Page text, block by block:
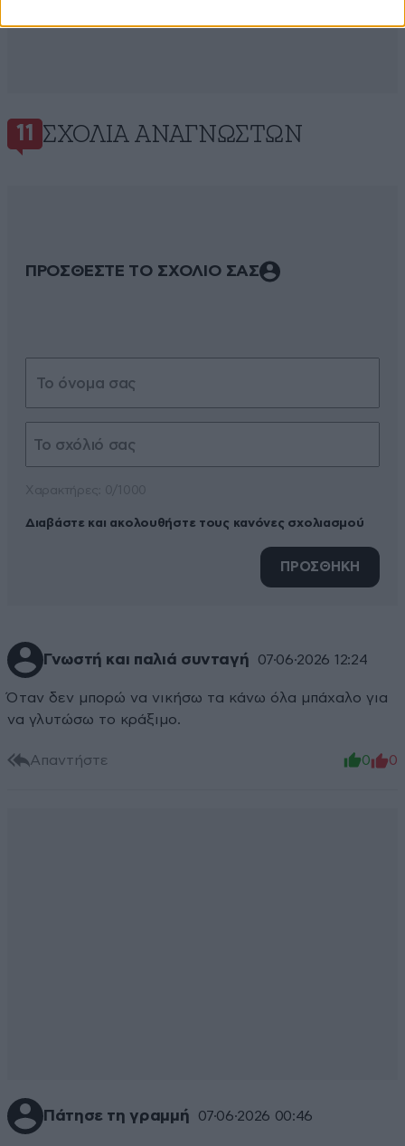
11 ΣΧΌΛΙΑ ΑΝΑΓΝΩΣΤΏΝ
ΠΡΟΣΘΕΣΤΕ ΤΟ ΣΧΟΛΙΟ ΣΑΣ
Διαβάστε και ακολουθήστε τους κανόνες σχολιασμού
ΠΡΟΣΘΗΚΗ
Γνωστή και παλιά συνταγή 07·06·2026 12:24
Όταν δεν μπορώ να νικήσω τα κάνω όλα μπάχαλο για
να γλυτώσω το κράξιμο.
Απαντήστε 0 0
Πάτησε τη γραμμή 07·06·2026 00:46